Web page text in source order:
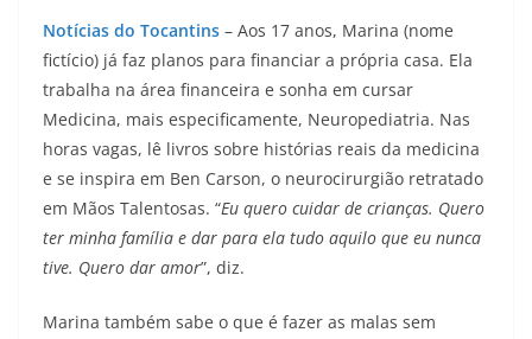
Notícias do Tocantins – Aos 17 anos, Marina (nome
fictício) já faz planos para financiar a própria casa. Ela
trabalha na área financeira e sonha em cursar
Medicina, mais especificamente, Neuropediatria. Nas
horas vagas, lê livros sobre histórias reais da medicina
e se inspira em Ben Carson, o neurocirurgião retratado
em Mãos Talentosas. “Eu quero cuidar de crianças. Quero
ter minha família e dar para ela tudo aquilo que eu nunca
tive. Quero dar amor”, diz.
Marina também sabe o que é fazer as malas sem